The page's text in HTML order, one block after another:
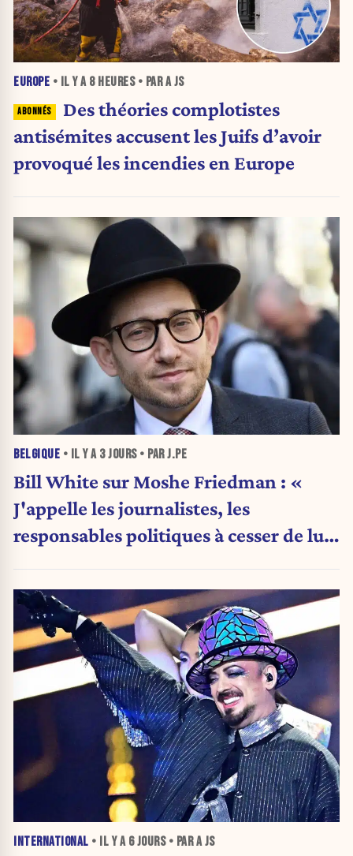
EUROPE • IL Y A 8 HEURES• PAR A JS
Des théories complotistes
antisémites accusent les Juifs d’avoir
provoqué les incendies en Europe
BELGIQUE • IL Y A 3 JOURS• PAR J.PE
Bill White sur Moshe Friedman : «
J'appelle les journalistes, les
responsables politiques à cesser de lui
INTERNATIONAL • IL Y A 6 JOURS• PAR A JS